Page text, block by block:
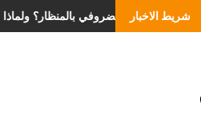
شريط الاخبار
ما الذي يحدد سعر عملية الانزلاق